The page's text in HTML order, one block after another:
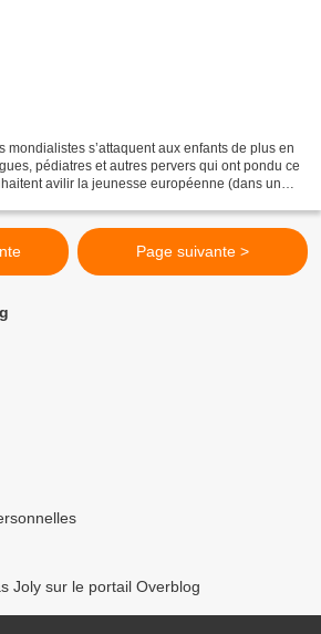
mondialistes s’attaquent aux enfants de plus en
pédiatres et autres pervers qui ont pondu ce
avilir la jeunesse européenne (dans un
Page suivante >
Joly sur le portail Overblog